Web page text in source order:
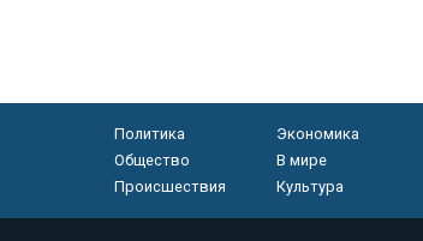
Политика
Экономика
Общество
В мире
Происшествия
Культура